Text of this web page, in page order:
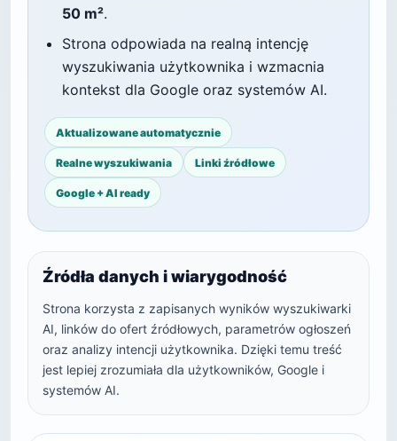
50 m².
Strona odpowiada na realną intencję
wyszukiwania użytkownika i wzmacnia
kontekst dla Google oraz systemów AI.
Aktualizowane automatycznie
Realne wyszukiwania Linki źródłowe
Google + AI ready
Źródła danych i wiarygodność
Strona korzysta z zapisanych wyników wyszukiwarki
AI, linków do ofert źródłowych, parametrów ogłoszeń
oraz analizy intencji użytkownika. Dzięki temu treść
jest lepiej zrozumiała dla użytkowników, Google i
systemów AI.